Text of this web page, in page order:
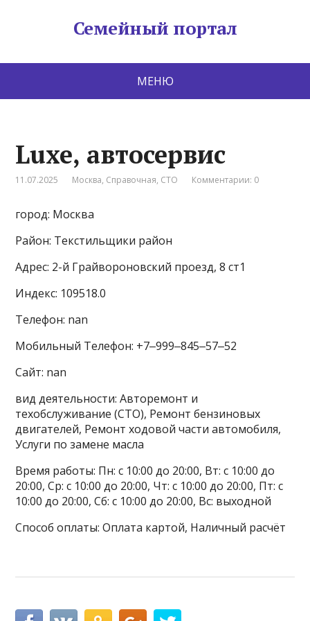
Семейный портал
МЕНЮ
Luxe, автосервис
11.07.2025 Москва, Справочная, СТО Комментарии: 0
город: Москва
Район: Текстильщики район
Адрес: 2-й Грайвороновский проезд, 8 ст1
Индекс: 109518.0
Телефон: nan
Мобильный Телефон: +7‒999‒845‒57‒52
Сайт: nan
вид деятельности: Авторемонт и
техобслуживание (СТО), Ремонт бензиновых
двигателей, Ремонт ходовой части автомобиля,
Услуги по замене масла
Время работы: Пн: с 10:00 до 20:00, Вт: с 10:00 до
20:00, Ср: с 10:00 до 20:00, Чт: с 10:00 до 20:00, Пт: с
10:00 до 20:00, Сб: с 10:00 до 20:00, Вс: выходной
Способ оплаты: Оплата картой, Наличный расчёт